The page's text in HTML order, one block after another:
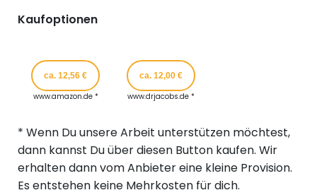
Kaufoptionen
ca. 12,56 €
www.amazon.de *
ca. 12,00 €
www.drjacobs.de *
* Wenn Du unsere Arbeit unterstützen möchtest,
dann kannst Du über diesen Button kaufen. Wir
erhalten dann vom Anbieter eine kleine Provision.
Es entstehen keine Mehrkosten für dich.